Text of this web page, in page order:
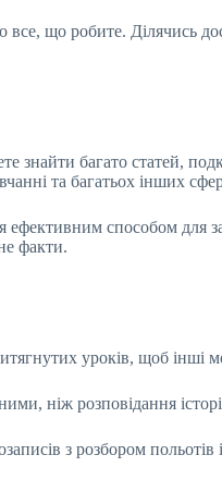
все, що робите. Ділячись
знайти багато статей,
та багатьох інших
ефективним способом для
факти.
уроків, щоб
ніж розповідання
з розбором